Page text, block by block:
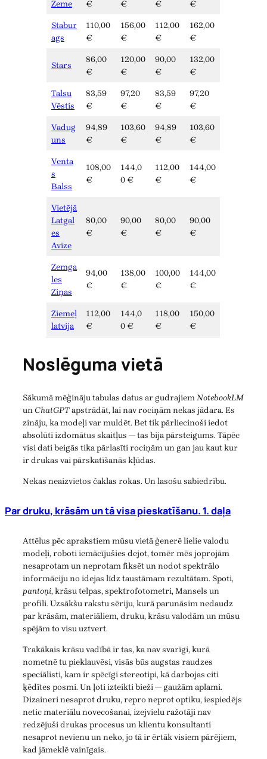
Zeme € € € €
Stabur
ags
110,00
€
156,00
€
112,00
€
162,00
€
Stars
86,00
€
120,00
€
90,00
€
132,00
€
Talsu
Vēstis
83,59
€
97,20
€
83,59
€
97,20
€
Vadug
uns
94,89
€
103,60
€
94,89
€
103,60
€
Venta
s
Balss
108,00
€
144,0
0 €
112,00
€
144,00
€
Vietējā
Latgal
es
Avīze
80,00
€
90,00
€
80,00
€
90,00
€
Zemga
les
Ziņas
94,00
€
138,00
€
100,00
€
144,00
€
Ziemeļ
latvija
112,00
€
144,0
0 €
118,00
€
150,00
€
Noslēguma vietā
Sākumā mēģināju tabulas datus ar gudrajiemNotebookLM
un ChatGPTapstrādāt, lai nav rociņām nekas jādara. Es
zināju, ka modeļi var muldēt. Bet tik pārliecinoši iedot
absolūti izdomātus skaitļus — tas bija pārsteigums. Tāpēc
visi dati beigās tika pārlasīti rociņām un gan jau kaut kur
ir drukas vai pārskatīšanās kļūdas.
Nekas neaizvietos čaklas rokas. Un lasošu sabiedrību.
Par druku, krāsām un tā visa pieskatīšanu. 1. daļa
Attēlus pēc aprakstiem mūsu vietā ģenerē lielie valodu
modeļi, roboti iemācījušies dejot, tomēr mēs joprojām
nesaprotam un neprotam fiksēt un nodot spektrālo
informāciju no idejas līdz taustāmam rezultātam. Spoti,
pantoņi, krāsu telpas, spektrofotometri, Mansels un
profili. Uzsākšu rakstu sēriju, kurā parunāsim nedaudz
par krāsām, materiāliem, druku, krāsu valodām un mūsu
spējām to visu uztvert.
Trakākais krāsu vadībā ir tas, ka nav svarīgi, kurā
nometnē tu pieklauvēsi, visās būs augstas raudzes
speciālisti, kam ir spēcīgi stereotipi, kā darbojas citi
ķēdītes posmi. Un ļoti izteikti bieži — gaužām aplami.
Dizaineri nesaprot druku, repro neprot optiku, iespiedējs
netic materiālu novecošanai, izejvielu ražotāji nav
redzējuši drukas procesus un klientu konsultanti
nesaprot nevienu un neko, jo tā ir ērtāk visiem pārējiem,
kad jāmeklē vainīgais.